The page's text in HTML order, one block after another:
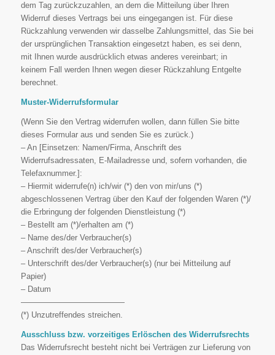
dem Tag zurückzuzahlen, an dem die Mitteilung über Ihren
Widerruf dieses Vertrags bei uns eingegangen ist. Für diese
Rückzahlung verwenden wir dasselbe Zahlungsmittel, das Sie bei
der ursprünglichen Transaktion eingesetzt haben, es sei denn,
mit Ihnen wurde ausdrücklich etwas anderes vereinbart; in
keinem Fall werden Ihnen wegen dieser Rückzahlung Entgelte
berechnet.
Muster-Widerrufsformular
(Wenn Sie den Vertrag widerrufen wollen, dann füllen Sie bitte
dieses Formular aus und senden Sie es zurück.)
– An [Einsetzen: Namen/Firma, Anschrift des
Widerrufsadressaten, E-Mailadresse und, sofern vorhanden, die
Telefaxnummer.]:
– Hiermit widerrufe(n) ich/wir (*) den von mir/uns (*)
abgeschlossenen Vertrag über den Kauf der folgenden Waren (*)/
die Erbringung der folgenden Dienstleistung (*)
– Bestellt am (*)/erhalten am (*)
– Name des/der Verbraucher(s)
– Anschrift des/der Verbraucher(s)
– Unterschrift des/der Verbraucher(s) (nur bei Mitteilung auf
Papier)
– Datum
—————————————
(*) Unzutreffendes streichen.
Ausschluss bzw. vorzeitiges Erlöschen des Widerrufsrechts
Das Widerrufsrecht besteht nicht bei Verträgen zur Lieferung von